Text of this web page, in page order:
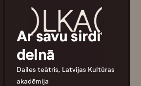
Ar savu sirdi
delnā
Dailes teātris, Latvijas Kultūras
akadēmija